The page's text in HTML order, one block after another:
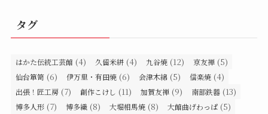
タグ
はかた伝統工芸館 (4) 久留米絣 (4) 九谷焼 (12) 京友禅 (5)
仙台箪笥 (6) 伊万里・有田焼 (6) 会津木綿 (5) 信楽焼 (4)
出張！匠工房 (7) 創作こけし (11) 加賀友禅 (9) 南部鉄器 (13)
博多人形 (7) 博多織 (8) 大堀相馬焼 (8) 大館曲げわっぱ (5)